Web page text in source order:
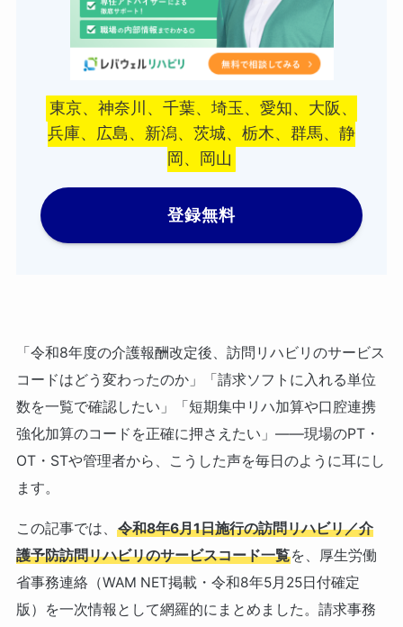
東京、神奈川、千葉、埼玉、愛知、大阪、
兵庫、広島、新潟、茨城、栃木、群馬、静
岡、岡山
登録無料
「令和8年度の介護報酬改定後、訪問リハビリのサービス
コードはどう変わったのか」「請求ソフトに入れる単位
数を一覧で確認したい」「短期集中リハ加算や口腔連携
強化加算のコードを正確に押さえたい」――現場のPT・
OT・STや管理者から、こうした声を毎日のように耳にし
ます。
この記事では、 令和8年6月1日施行の訪問リハビリ／介
護予防訪問リハビリのサービスコード一覧を、厚生労働
省事務連絡（WAM NET掲載・令和8年5月25日付確定
版）を一次情報として網羅的にまとめました。請求事務